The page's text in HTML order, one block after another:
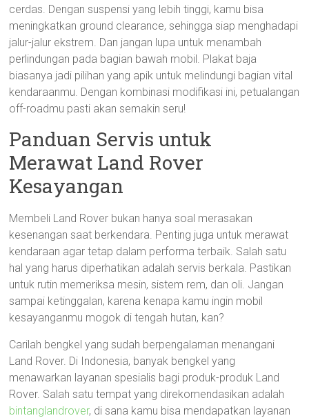
cerdas. Dengan suspensi yang lebih tinggi, kamu bisa
meningkatkan ground clearance, sehingga siap menghadapi
jalur-jalur ekstrem. Dan jangan lupa untuk menambah
perlindungan pada bagian bawah mobil. Plakat baja
biasanya jadi pilihan yang apik untuk melindungi bagian vital
kendaraanmu. Dengan kombinasi modifikasi ini, petualangan
off-roadmu pasti akan semakin seru!
Panduan Servis untuk
Merawat Land Rover
Kesayangan
Membeli Land Rover bukan hanya soal merasakan
kesenangan saat berkendara. Penting juga untuk merawat
kendaraan agar tetap dalam performa terbaik. Salah satu
hal yang harus diperhatikan adalah servis berkala. Pastikan
untuk rutin memeriksa mesin, sistem rem, dan oli. Jangan
sampai ketinggalan, karena kenapa kamu ingin mobil
kesayanganmu mogok di tengah hutan, kan?
Carilah bengkel yang sudah berpengalaman menangani
Land Rover. Di Indonesia, banyak bengkel yang
menawarkan layanan spesialis bagi produk-produk Land
Rover. Salah satu tempat yang direkomendasikan adalah
bintanglandrover, di sana kamu bisa mendapatkan layanan